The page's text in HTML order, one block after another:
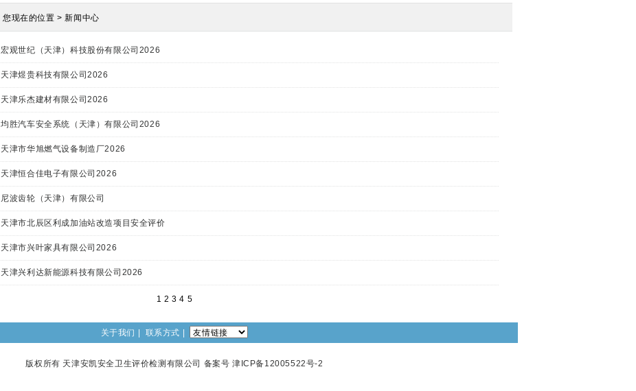
您现在的位置 > 新闻中心
宏观世纪（天津）科技股份有限公司2026
天津煜贵科技有限公司2026
天津乐杰建材有限公司2026
均胜汽车安全系统（天津）有限公司2026
天津市华旭燃气设备制造厂2026
天津恒合佳电子有限公司2026
尼波齿轮（天津）有限公司
天津市北辰区利成加油站改造项目安全评价
天津市兴叶家具有限公司2026
天津兴利达新能源科技有限公司2026
1 2 3 4 5
关于我们 联系方式
版权所有 天津安凯安全卫生评价检测有限公司 备案号 津ICP备12005522号-2